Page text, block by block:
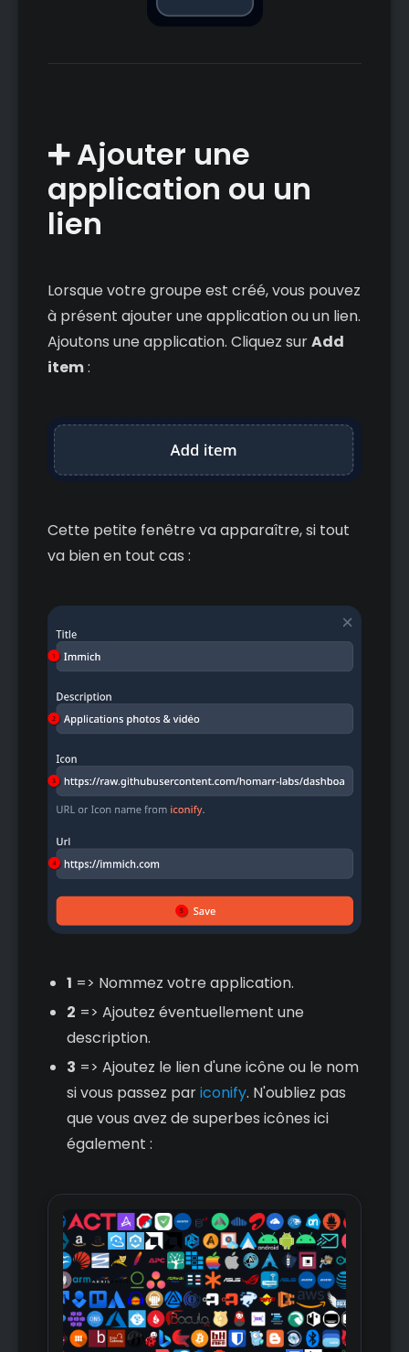
➕ Ajouter une
application ou un
lien
Lorsque votre groupe est créé, vous pouvez
à présent ajouter une application ou un lien.
Ajoutons une application. Cliquez surAdd
item:
Cette petite fenêtre va apparaître, si tout
va bien en tout cas :
1 => Nommez votre application.
2 => Ajoutez éventuellement une
description.
3 => Ajoutez le lien d'une icône ou le nom
si vous passez pariconify. N'oubliez pas
que vous avez de superbes icônes ici
également :